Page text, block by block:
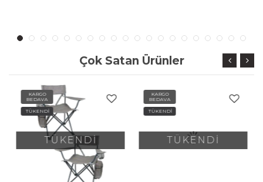
Çok Satan Ürünler
KARGO
BEDAVA
TÜKENDİ
TÜKENDİ
KARGO
BEDAVA
TÜKENDİ
TÜKENDİ